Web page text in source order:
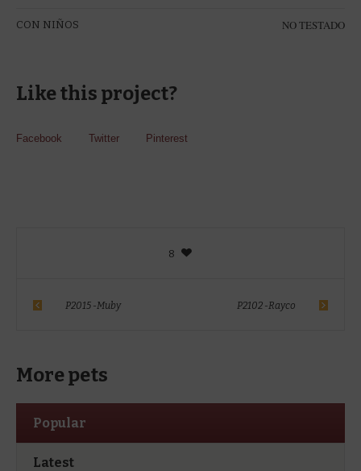
CON NIÑOS NO TESTADO
Like this project?
Facebook Twitter Pinterest
8
P2015 -Muby P2102 -Rayco
More pets
Popular
Latest